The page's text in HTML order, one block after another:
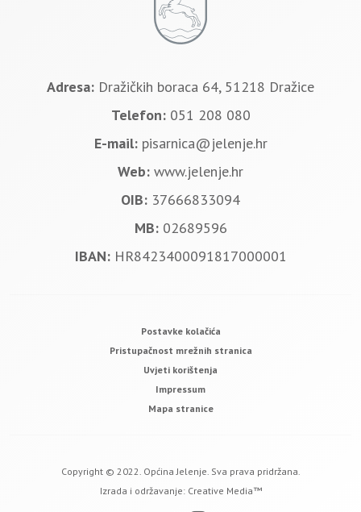
Adresa: Dražičkih boraca 64, 51218 Dražice
Telefon: 051 208 080
E-mail: pisarnica@jelenje.hr
Web: www.jelenje.hr
OIB: 37666833094
MB: 02689596
IBAN: HR8423400091817000001
Postavke kolačića
Pristupačnost mrežnih stranica
Uvjeti korištenja
Impressum
Mapa stranice
Copyright © 2022. Općina Jelenje. Sva prava pridržana.
Izrada i održavanje: Creative Media™